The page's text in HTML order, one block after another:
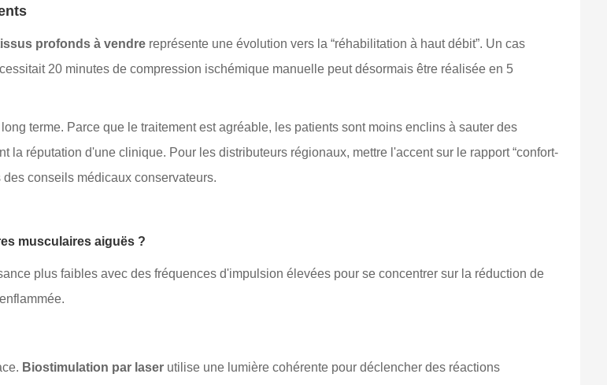
profonds à vendre représente une évolution vers la “réhabilitation à haut débit”. Un cas
20 minutes de compression ischémique manuelle peut désormais être réalisée en 5
terme. Parce que le traitement est agréable, les patients sont moins enclins à sauter des
réputation d'une clinique. Pour les distributeurs régionaux, mettre l'accent sur le rapport “confort-
conseils médicaux conservateurs.
musculaires aiguës ?
plus faibles avec des fréquences d'impulsion élevées pour se concentrer sur la réduction de
Biostimulation par laser utilise une lumière cohérente pour déclencher des réactions